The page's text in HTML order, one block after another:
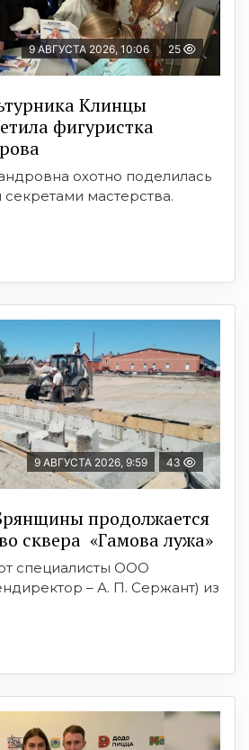
9 АВГУСТА 2026, 10:06 25
Клинцы
фигуристка
охотно поделилась
мастерства.
9 АВГУСТА 2026, 9:59 43
продолжается
сквера «Гамова лужа»
специалисты ООО
– А. П. Сержант) из